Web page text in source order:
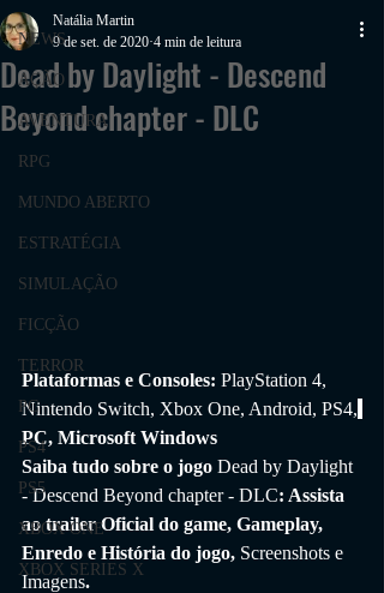
NEWS
AÇÃO
AVENTURA
RPG
MUNDO ABERTO
ESTRATÉGIA
SIMULAÇÃO
FICÇÃO
TERROR
PC
PS4
PS5
XBOX ONE
XBOX SERIES X
Dead by Daylight - Descend
Beyond chapter - DLC
Natália Martin
9 de set. de 2020 4 min de leitura
Plataformas e Consoles: PlayStation 4,
Nintendo Switch, Xbox One, Android, PS4,
PC, Microsoft Windows
Saiba tudo sobre o jogo Dead by Daylight
- Descend Beyond chapter - DLC: Assista
ao trailer Oficial do game, Gameplay,
Enredo e História do jogo, Screenshots e
Imagens.